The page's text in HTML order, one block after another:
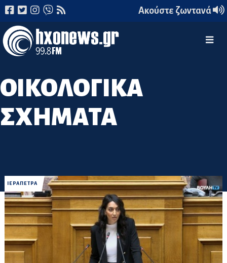
Ακούστε ζωντανά
ΟΙΚΟΛΟΓΙΚΑ
ΣΧΗΜΑΤΑ
ΙΕΡΑΠΕΤΡΑ